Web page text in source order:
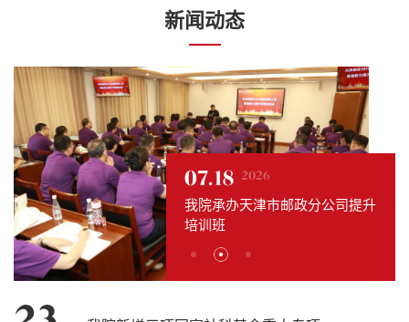
新闻动态
07.02 2026
美国伊利诺伊州立大学张宏霖教
授做客“南开经发院学术大讲堂”
07.23 2026
我院新增三项国家社科基金重大
专项
07.18 2026
我院承办天津市邮政分公司提升
培训班
07.02 2026
美国伊利诺伊州立大学张宏霖教
授做客“南开经发院学术大讲堂”
07.23 2026
我院新增三项国家社科基金重大
专项